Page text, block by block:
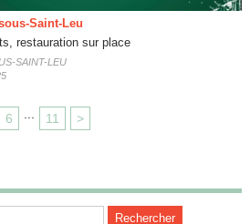
Saint-Leu
restauration sur place
SAINT-LEU
6 11 >